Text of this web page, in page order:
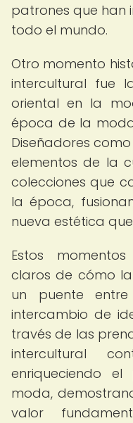
patrones que han
todo el mundo.
Otro momento
intercultural fue
oriental en la
época de la moda
Diseñadores
elementos de la
colecciones que
la época,
nueva estética
Estos
claros de cómo
un puente
intercambio de
través de las
intercultural
enriqueciendo
moda,
valor